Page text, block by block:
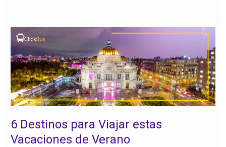
6 Destinos para Viajar estas
Vacaciones de Verano
Destinos
para
Viajar
estas
Vacaciones
de